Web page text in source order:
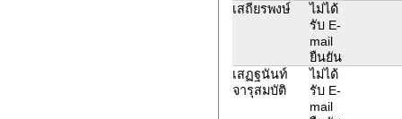
เสถียรพงษ์
ไม่ได้
รับ E-
mail
ยืนยัน
เสฏฐนันท์
จารุสมบัติ
ไม่ได้
รับ E-
mail